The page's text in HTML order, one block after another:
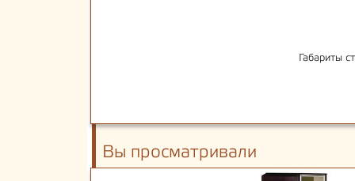
Габариты
Вы просматривали